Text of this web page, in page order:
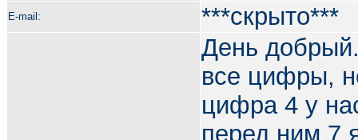
E-mail: ***скрыто***
День
все цифры,
цифра 4 у
перед ним 7